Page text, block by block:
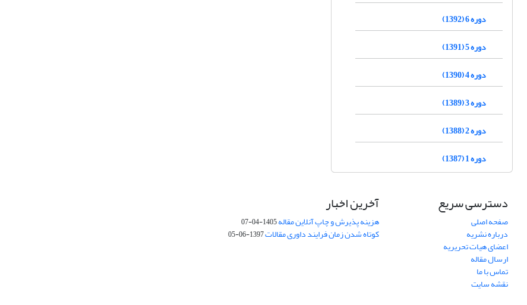
دوره 6 (1392)
دوره 5 (1391)
دوره 4 (1390)
دوره 3 (1389)
دوره 2 (1388)
دوره 1 (1387)
دسترسی سریع
صفحه اصلی
درباره نشریه
اعضای هیات تحریریه
ارسال مقاله
تماس با ما
نقشه سایت
آخرین اخبار
هزینه پذیرش و چاپ آنلاین مقاله1405-04-07
کوتاه شدن زمان فرایند داوری مقالات1397-06-05